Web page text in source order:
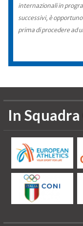
internazionali in
successivi, è
prima di procedere ad
In Squadra